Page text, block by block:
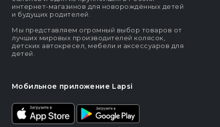
интернет-магазинов для новорождённых детей
и будущих родителей.
Мы представляем огромный выбор товаров от
лучших мировых производителей колясок,
детских автокресел, мебели и аксессуаров для
детей.
Мобильное приложение Lapsi